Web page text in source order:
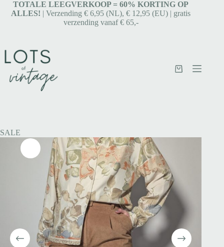
TOTALE LEEGVERKOOP = 60% KORTING OP
ALLES! | Verzending € 6,95 (NL), € 12,95 (EU) | gratis
verzending vanaf € 65,-
SALE